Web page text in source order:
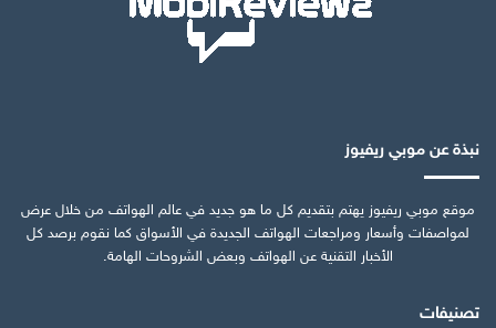
نبذة عن موبي ريفيوز
موقع موبي ريفيوز يهتم بتقديم كل ما هو جديد في عالم الهواتف من خلال عرض
لمواصفات وأسعار ومراجعات الهواتف الجديدة في الأسواق كما نقوم برصد كل
الأخبار التقنية عن الهواتف وبعض الشروحات الهامة.
تصنيفات